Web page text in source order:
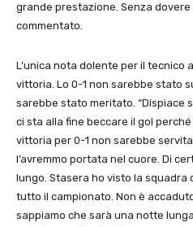
grande prestazione. Senza dovere
commentato.
L’unica nota dolente per il tecnico
vittoria. Lo 0-1 non sarebbe stato
sarebbe stato meritato. “Dispiace
ci sta alla fine beccare il gol
vittoria per 0-1 non sarebbe
l’avremmo portata nel cuore. Di
lungo. Stasera ho visto la squadra
tutto il campionato. Non è
sappiamo che sarà una notte